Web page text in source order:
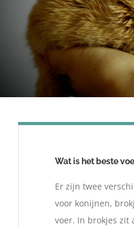
Wat is het beste
Er zijn twee
voor konijnen,
voer. In brokjes zit